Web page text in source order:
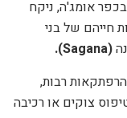
אומג'ה, ניקח
חייהם של בני
(
Sagana
).
רבות,
צוקים או רכיבה